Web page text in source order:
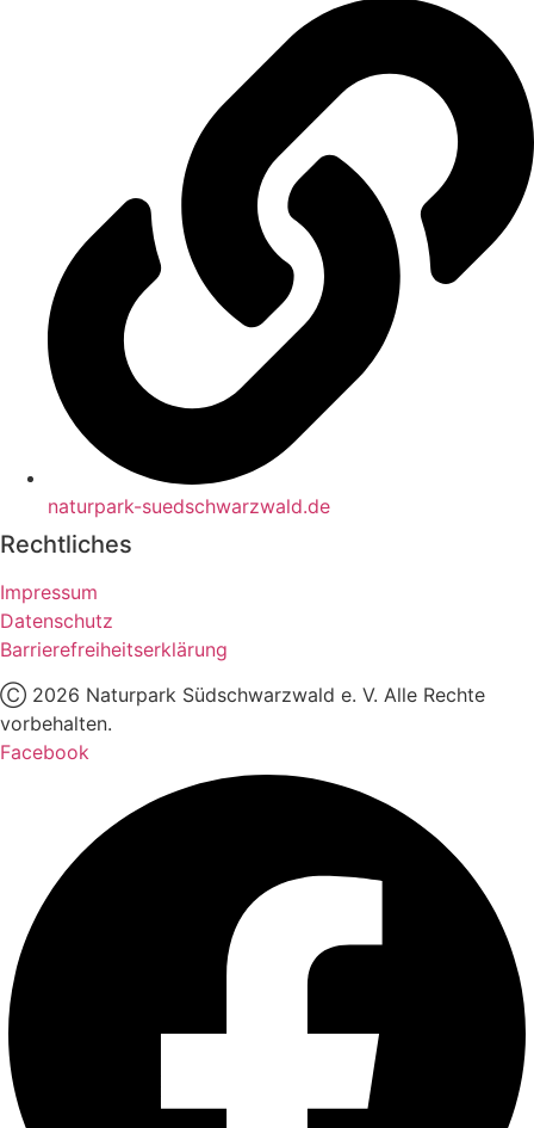
naturpark-suedschwarzwald.de
Rechtliches
Impressum
Datenschutz
Barrierefreiheitserklärung
Ⓒ 2026 Naturpark Südschwarzwald e. V. Alle Rechte
vorbehalten.
Facebook